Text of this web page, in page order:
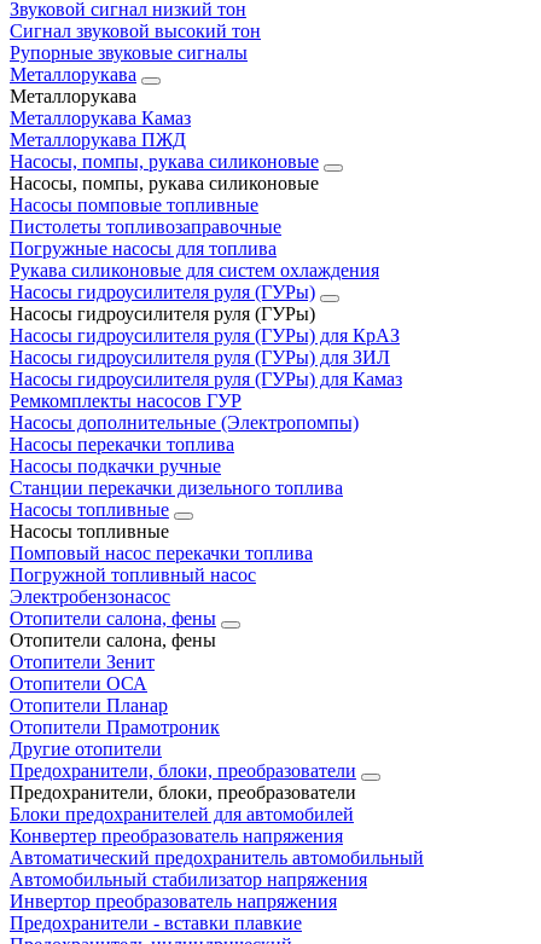
Звуковой сигнал низкий тон
Сигнал звуковой высокий тон
Рупорные звуковые сигналы
Металлорукава
Металлорукава
Металлорукава Камаз
Металлорукава ПЖД
Насосы, помпы, рукава силиконовые
Насосы, помпы, рукава силиконовые
Насосы помповые топливные
Пистолеты топливозаправочные
Погружные насосы для топлива
Рукава силиконовые для систем охлаждения
Насосы гидроусилителя руля (ГУРы)
Насосы гидроусилителя руля (ГУРы)
Насосы гидроусилителя руля (ГУРы) для КрАЗ
Насосы гидроусилителя руля (ГУРы) для ЗИЛ
Насосы гидроусилителя руля (ГУРы) для Камаз
Ремкомплекты насосов ГУР
Насосы дополнительные (Электропомпы)
Насосы перекачки топлива
Насосы подкачки ручные
Станции перекачки дизельного топлива
Насосы топливные
Насосы топливные
Помповый насос перекачки топлива
Погружной топливный насос
Электробензонасос
Отопители салона, фены
Отопители салона, фены
Отопители Зенит
Отопители ОСА
Отопители Планар
Отопители Прамотроник
Другие отопители
Предохранители, блоки, преобразователи
Предохранители, блоки, преобразователи
Блоки предохранителей для автомобилей
Конвертер преобразователь напряжения
Автоматический предохранитель автомобильный
Автомобильный стабилизатор напряжения
Инвертор преобразователь напряжения
Предохранители - вставки плавкие